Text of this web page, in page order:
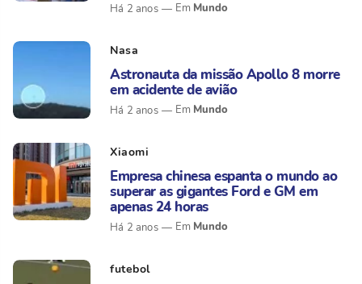
Há 2 anos Mundo
Nasa
Astronauta da missão Apollo 8 morre
em acidente de avião
Há 2 anos Mundo
Xiaomi
Empresa chinesa espanta o mundo ao
superar as gigantes Ford e GM em
apenas 24 horas
Há 2 anos Mundo
futebol